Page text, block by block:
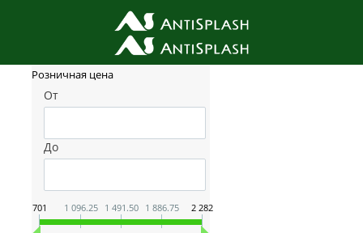
Фильтр товаров
Розничная цена
От
До
701 1 096.25 1 491.50 1 886.75 2 282